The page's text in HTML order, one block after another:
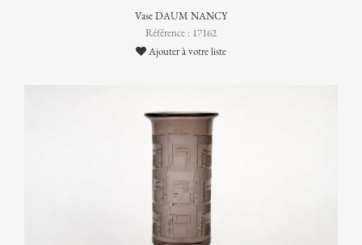
Vase DAUM NANCY
Référence : 17162
Ajouter à votre liste